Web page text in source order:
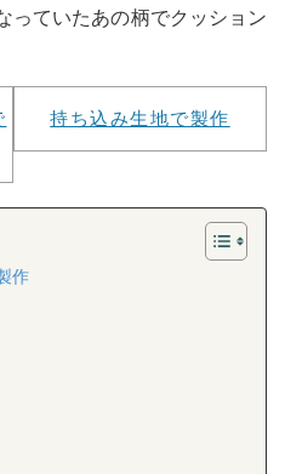
っていたあの柄でクッション
持ち込み生地で製作
作